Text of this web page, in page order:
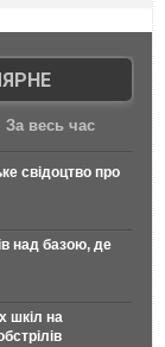
За весь час
свідоцтво про
над базою, де
шкіл на